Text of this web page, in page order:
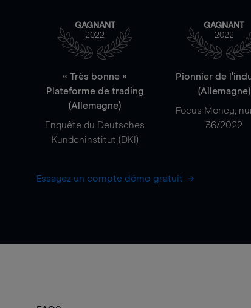
GAGNANT
2022
« Très bonne »
Plateforme de trading
(Allemagne)
Enquête du Deutsches
Kundeninstitut (DKI)
GAGNANT
2022
Pionnier de
(Allemagne)
Focus Money,
36/2022
Essayez un compte démo gratuit